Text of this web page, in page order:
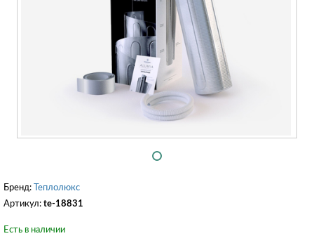
Бренд:
Теплолюкс
Артикул: te-18831
Есть в наличии